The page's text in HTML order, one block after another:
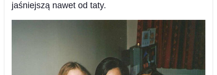
jaśniejszą nawet od taty.